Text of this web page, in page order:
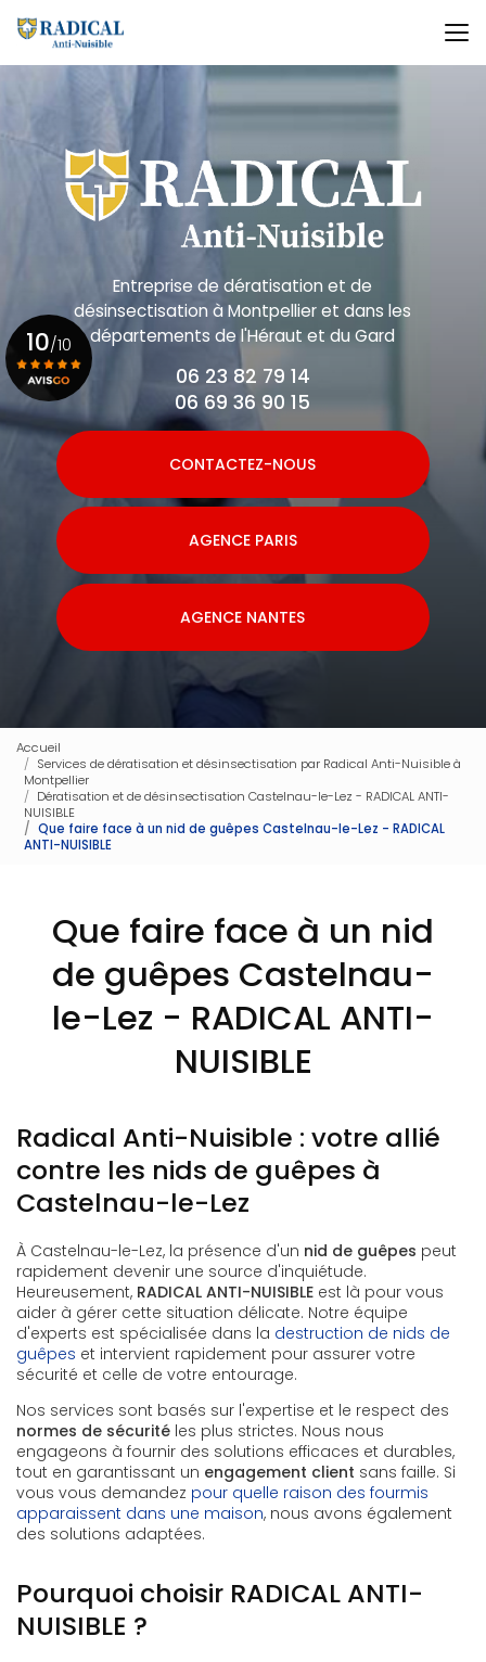
au
contenu
principal
Entreprise de dératisation et de
désinsectisationà Montpellier et dans les
départements de l'Héraut et du Gard
06 23 82 79 14
06 69 36 90 15
CONTACTEZ-NOUS
AGENCE PARIS
AGENCE NANTES
10/10
Voir le certificat
Accueil
Services de dératisation et désinsectisation par Radical Anti-Nuisible à
Montpellier
Dératisation et de désinsectisation Castelnau-le-Lez - RADICAL ANTI-
NUISIBLE
Que faire face à un nid de guêpes Castelnau-le-Lez - RADICAL
ANTI-NUISIBLE
Que faire face à un nid
de guêpes Castelnau-
le-Lez - RADICAL ANTI-
NUISIBLE
Radical Anti-Nuisible : votre allié
contre les nids de guêpes à
Castelnau-le-Lez
À Castelnau-le-Lez, la présence d'un nid de guêpes peut
rapidement devenir une source d'inquiétude.
Heureusement, RADICAL ANTI-NUISIBLE est là pour vous
aider à gérer cette situation délicate. Notre équipe
d'experts est spécialisée dans la destruction de nids de
guêpes et intervient rapidement pour assurer votre
sécurité et celle de votre entourage.
Nos services sont basés sur l'expertise et le respect des
normes de sécurité les plus strictes. Nous nous
engageons à fournir des solutions efficaces et durables,
tout en garantissant un engagement client sans faille. Si
vous vous demandez pour quelle raison des fourmis
apparaissent dans une maison, nous avons également
des solutions adaptées.
Pourquoi choisir RADICAL ANTI-
NUISIBLE ?